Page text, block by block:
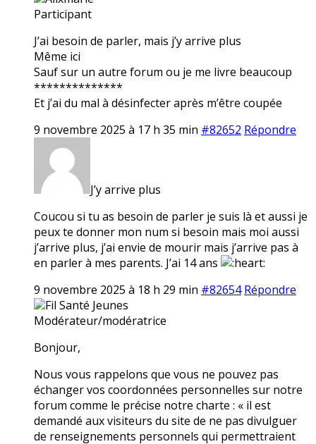
Participant
J’ai besoin de parler, mais j’y arrive plus
Même ici
Sauf sur un autre forum ou je me livre beaucoup
**************
Et j’ai du mal à désinfecter après m’être coupée
9 novembre 2025 à 17 h 35 min #82652 Répondre
J’y arrive plus
Coucou si tu as besoin de parler je suis là et aussi je
peux te donner mon num si besoin mais moi aussi
j’arrive plus, j’ai envie de mourir mais j’arrive pas à
en parler à mes parents. J’ai 14 ans
9 novembre 2025 à 18 h 29 min #82654 Répondre
Fil Santé Jeunes
Modérateur/modératrice
Bonjour,
Nous vous rappelons que vous ne pouvez pas
échanger vos coordonnées personnelles sur notre
forum comme le précise notre charte : « il est
demandé aux visiteurs du site de ne pas divulguer
de renseignements personnels qui permettraient